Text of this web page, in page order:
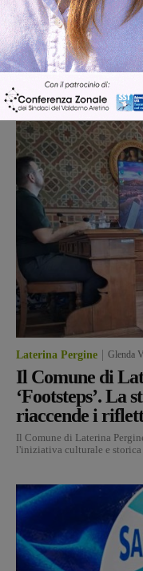
Fimer, Mugnai e D’Ettore
Italia) scrivono ai Ministri
ed Orlando: “Il Valdarno è
preoccupato e vuole fare
Ultime Notizie
Laterina Pergine Glenda
Il Comune di
‘Footsteps’. La
riaccende i
Il Comune di Laterina
l'iniziativa culturale e storica